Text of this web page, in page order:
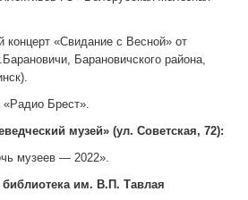
концерт «Свидание с Весной» от
Барановичского района,
«Радио Брест».
музей» (ул. Советская, 72):
музеев — 2022».
библиотека им. В.П. Тавлая